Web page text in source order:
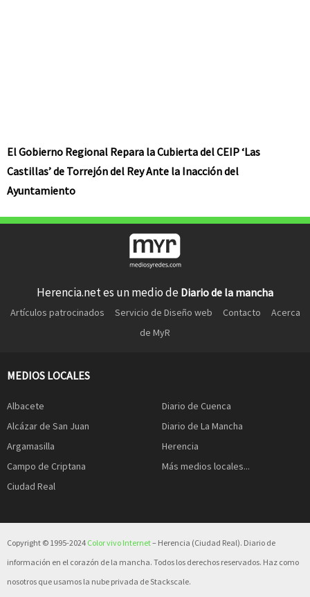
El Gobierno Regional Repara la Cubierta del CEIP ‘Las
Castillas’ de Torrejón del Rey Ante la Inacción del
Ayuntamiento
Herencia.net es un medio de Diario de la mancha
Artículos patrocinados Servicio de Diseño web Contacto
Acerca
de MyR
MEDIOS LOCALES
Albacete
Alcázar de San Juan
Argamasilla
Campo de Criptana
Ciudad Real
Diario de Cuenca
Diario de La Mancha
Herencia
Más medios locales...
Copyright © 1995-2024 Color vivo Internet– Herencia (Ciudad Real). Diario de
información en el corazón de la mancha. Todos los derechos reservados. Haz como
nosotros que usamos la nube privada de Stackscale.